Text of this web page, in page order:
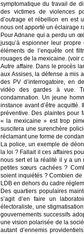
symptomatique du travail de
des victimes de violences
d’outrage et rébellion en est
nous ont apporté un éclairage
Pour Adnane qui a perdu un
jusqu’à espionner leur
éléments de l’enquête ont
rouages de la mexicaine. (voir
Autre affaire. Dans le procès
aux Assises, la défense a mis
des PV d’interrogatoire, en
vidéo des gardes à vue.
condamnation. Un jeune
instance avant d’être
préventive. Des plaintes pour
« la mexicaine » est trop
suscitera une surenchère
réclamant une forme de
La police, un exemple de
la loi ? Fallait il ces affaires
nous sert et la réalité il y a un
petites sœurs cachées ?
soient inquiétés ? Combien
LDB en dehors du cadre
Des quartiers populaires
s’agit d’en faire un
électoraliste, une
gouvernements successifs
une vision polarisée de la
autant d’ennemis